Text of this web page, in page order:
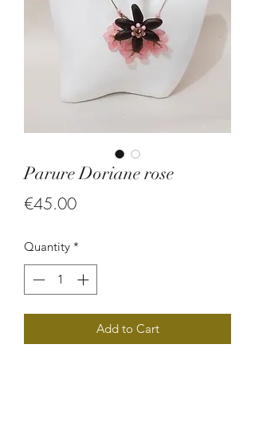
Parure Doriane rose
€45.00Price
Quantity *
Add to Cart